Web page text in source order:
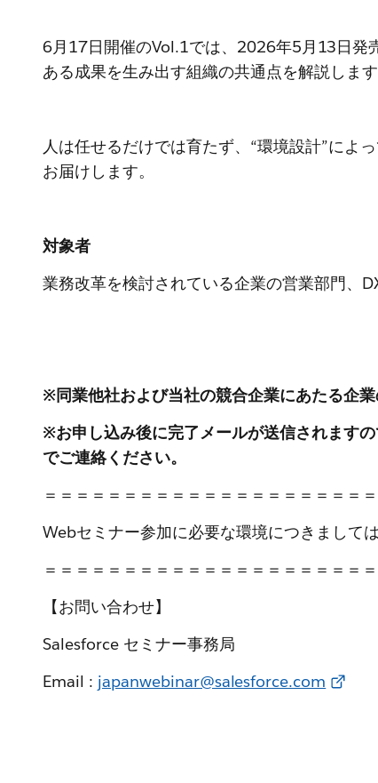
6月17日開催のVol.1では、2026年5月13日発
ある成果を生み出す組織の共通点を解説します
人は任せるだけでは育たず、“環境設計”によ
お届けします。
対象者
業務改革を検討されている企業の営業部門、
※同業他社および当社の競合企業にあたる企
※お申し込み後に完了メールが送信されます
でご連絡ください。
＝＝＝＝＝＝＝＝＝＝＝＝＝＝＝＝＝＝＝＝
Webセミナー参加に必要な環境につきましては
＝＝＝＝＝＝＝＝＝＝＝＝＝＝＝＝＝＝＝＝
【お問い合わせ】
Salesforce セミナー事務局
Email : japanwebinar@salesforce.com